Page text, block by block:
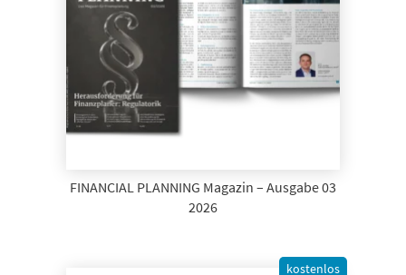
FINANCIAL PLANNING Magazin – Ausgabe 03
2026
kostenlos